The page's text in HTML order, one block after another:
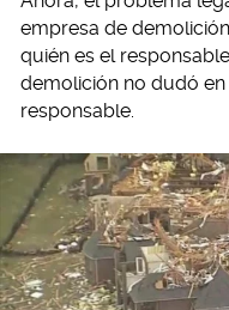
empresa de
quién es el
demolición no dudó en
responsable.